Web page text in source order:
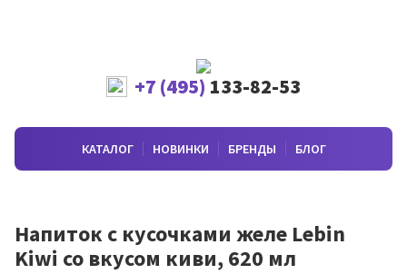
+7 (495) 133-82-53
КАТАЛОГ НОВИНКИ БРЕНДЫ БЛОГ
Напиток с кусочками желе Lebin
Kiwi со вкусом киви, 620 мл